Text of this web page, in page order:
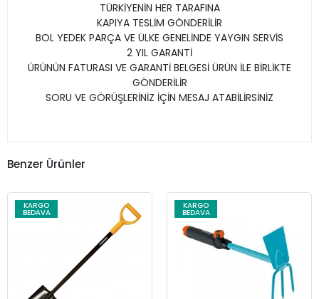
TÜRKİYENİN HER TARAFINA
KAPIYA TESLİM GÖNDERİLİR
BOL YEDEK PARÇA VE ÜLKE GENELİNDE YAYGIN SERVİS
2 YIL GARANTİ
ÜRÜNÜN FATURASI VE GARANTİ BELGESİ ÜRÜN İLE BİRLİKTE
GÖNDERİLİR
SORU VE GÖRÜŞLERİNİZ İÇİN MESAJ ATABİLİRSİNİZ
Benzer Ürünler
KARGO
BEDAVA
KARGO
BEDAVA